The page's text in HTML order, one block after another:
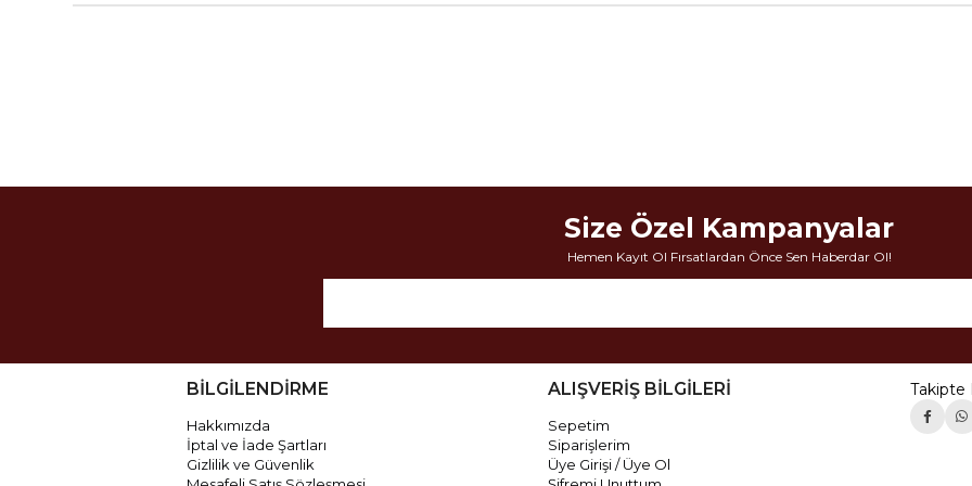
Size Özel Kampanyalar
Hemen Kayıt Ol Fırsatlardan Önce Sen Haberdar Ol!
BİLGİLENDİRME
Hakkımızda
İptal ve İade Şartları
Gizlilik ve Güvenlik
ALIŞVERİŞ BİLGİLERİ
Sepetim
Siparişlerim
Üye Girişi / Üye Ol
Takipte